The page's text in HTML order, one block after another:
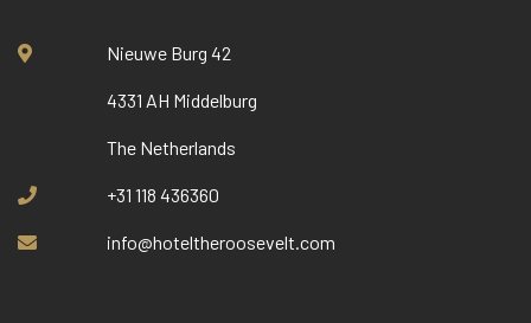
Nieuwe Burg 42
4331 AH Middelburg
The Netherlands
+31 118 436360
info@hoteltheroosevelt.com